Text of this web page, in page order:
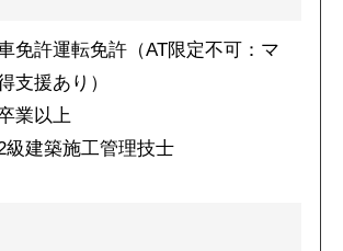
ジ
免許運転免許（AT限定不可：マ
支援あり）
業以上
級建築施工管理技士